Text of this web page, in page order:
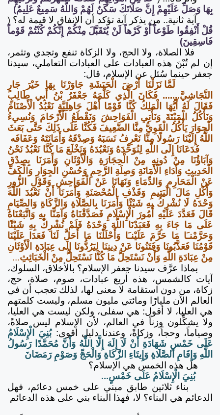
بِهَا وَصَلِّ عَلَيْهِمْ إِنَّ صَلَاتَكَ سَكَنٌ لَهُمْ وَاللَّهُ سَمِيعٌ عَلِيمٌ)
آية ثانية.. من يذكر آية تؤكد أن الإنفاق لا قيمة له؟ (
قُلْ أَنْفِقُوا طَوْعاً أَوْ كَرْهاً لَنْ يُتَقَبَّلَ مِنْكُمْ إِنَّكُمْ كُنْتُمْ قَوْماً
فَاسِقِينَ)
فلا الصلاة، ولا الحج، ولا الزكاة تنفع وتجدي وتثمر،
إن لم تُبْنَ هذه العبادات على العبادات التعاملي، سيدنا
جعفر حينما سُئل عن الإسلام، قال:
لَمَّا نَزَلْنَا أَرْضَ الْحَبَشَةِ جَاوَرْنَا بِهَا خَيْرَ جَارٍ
النَّجَاشِيَّ....... فَكَانَ الَّذِي كَلَّمَهُ جَعْفَرُ بْنُ أَبِي طَالِبٍ
فَقَالَ لَهُ أَيُّهَا الْمَلِكُ كُنَّا قَوْمًا أَهْلَ جَاهِلِيَّةٍ نَعْبُدُ الْأَصْنَامَ
وَنَأْكُلُ الْمَيْتَةَ وَنَأْتِي الْفَوَاحِشَ وَنَقْطَعُ الْأَرْحَامَ وَنُسِيءُ
الْجِوَارَ يَأْكُلُ الْقَوِيُّ مِنَّا الضَّعِيفَ فَكُنَّا عَلَى ذَلِكَ حَتَّى بَعَثَ
اللَّهُ إِلَيْنَا رَسُولًا مِنَّا نَعْرِفُ نَسَبَهُ وَصِدْقَهُ وَأَمَانَتَهُ وَعَفَافَه
فَدَعَانَا إِلَى اللَّهِ لِنُوَحِّدَهُ وَنَعْبُدَهُ وَنَخْلَعَ مَا كُنَّا نَعْبُدُ نَحْنُ
وَآبَاؤُنَا مِنْ دُونِهِ مِنْ الْحِجَارَةِ وَالْأَوْثَانِ وَأَمَرَنَا بِصِدْقِ
الْحَدِيثِ وَأَدَاءِ الْأَمَانَةِ وَصِلَةِ الرَّحِمِ وَحُسْنِ الْجِوَارِ وَالْكَفِّ
عَنْ الْمَحَارِمِ وَالدِّمَاءِ وَنَهَانَا عَنْ الْفَوَاحِشِ وَقَوْلِ الزُّورِ
وَأَكْلِ مَالَ الْيَتِيمِ وَقَذْفِ الْمُحْصَنَةِ وَأَمَرَنَا أَنْ نَعْبُدَ اللَّهَ
وَحْدَهُ لَا نُشْرِكُ بِهِ شَيْئًا وَأَمَرَنَا بِالصَّلَاةِ وَالزَّكَاةِ وَالصِّيَامِ
قَالَ فَعَدَّدَ عَلَيْهِ أُمُورَ الْإِسْلَامِ فَصَدَّقْنَاهُ وَآمَنَّا بِهِ وَاتَّبَعْنَاهُ
عَلَى مَا جَاءَ بِهِ فَعَبَدْنَا اللَّهَ وَحْدَهُ فَلَمْ نُشْرِكْ بِهِ شَيْئًا
وَحَرَّمْنـَا مَا حَرَّمَ عَلَيْنـَا وَأَحْلَلْنَا مَا أَحَلَّ لَنَا فَعَدَا عَلَيْنَا
قَوْمُنَا فَعَذَّبُونَا وَفَتَنُونَا عَنْ دِينِنَا لِيَرُدُّونَا إِلَى عِبَادَةِ الْأَوْثَانِ
مِنْ عِبَادَةِ اللَّهِ وَأَنْ نَسْتَحِلَّ مَا كُنَّا نَسْتَحِلُّ مِنْ الْخَبَائِثِ...
بماذا عرَّف سيدنا جعفر الإسلام؟ بالأخلاق، السلوك،
آيات كالشمس، هذه أربع عبادات، صوم، صلاة، حج،
زكاة، من دون استقامة لا معنى لها، لذلك تعجب أن في
العالم الآن مليارًا ومائتي مليون مسلم، وليست كلمتهم
هي العليا، لا أقول: هي سفلى، ولكن ليست هي العليا،
ولا يشكِّلون وزناً في العالم، لأن الإسلام ليس صلاةً،
وصياماً، وحجاً، وزكاةً، وعندنا دليل أقوى: بُنِيَ الْإِسْلَامُ
عَلَى خَمْسٍ شَهَادَةِ أَنْ لَا إِلَهَ إِلَّا اللَّهُ وَأَنَّ مُحَمَّدًا رَسُولُ
اللَّهِ وَإِقَامِ الصَّلَاةِ وَإِيتَاءِ الزَّكَاةِ وَالْحَجِّ وَصَوْمِ رَمَضَانَ
هل هذه الخمس هي الإسلام؟
بُنِيَ الْإِسْلَامُ عَلَى خَمْسٍ...
بناء ثلاثين طابق مبني على خمس دعائم، فهل
الدعائم هي البناء؟ لا، فهذا البناء بني على هذه الدعائم